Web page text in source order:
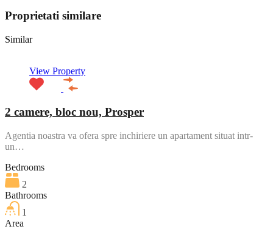
Proprietati similare
Similar
View Property
2 camere, bloc nou, Prosper
Agentia noastra va ofera spre inchiriere un apartament situat intr-
un…
Bedrooms
2
Bathrooms
1
Area